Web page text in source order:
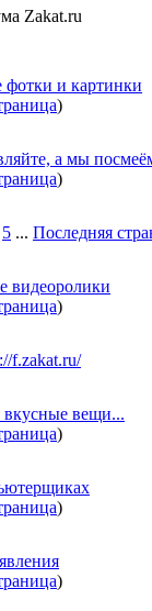
Zakat.ru
и картинки
)
а мы
)
5 ... Последняя
видеоролики
)
f.zakat.ru/
вещи...
)
)
)